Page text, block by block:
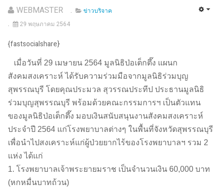
WEBMASTER
ข่าวบริจาค
29 พฤษภาคม 2564
{fastsocialshare}
เมื่อวันที่ 29 เมษายน 2564 มูลนิธิป่อเต็กตึ๊ง แผนก
สังคมสงเคราะห์ ได้รับความร่วมมือจากมูลนิธิร่วมบุญ
สุพรรณบุรี โดยคุณประมวล สุวรรณประทีป ประธานมูลนิธิ
ร่วมบุญสุพรรณบุรี พร้อมด้วยคณะกรรมการฯ เป็นตัวแทน
ของมูลนิธิป่อเต็กตึ๊ง มอบเงินสนับสนุนงานสังคมสงเคราะห์
ประจำปี 2564 แก่โรงพยาบาลต่างๆ ในพื้นที่จังหวัดสุพรรณบุรี
เพื่อนำไปสงเคราะห์แก่ผู้ป่วยยากไร้ของโรงพยาบาลฯ รวม 2
แห่ง ได้แก่
1. โรงพยาบาลเจ้าพระยายมราช เป็นจำนวนเงิน 60,000 บาท
(หกหมื่นบาทถ้วน)